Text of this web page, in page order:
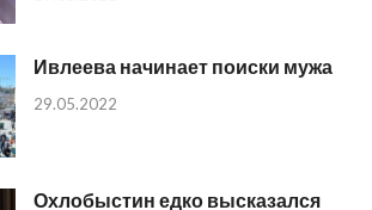
Ивлеева начинает поиски мужа
29.05.2022
Охлобыстин едко высказался